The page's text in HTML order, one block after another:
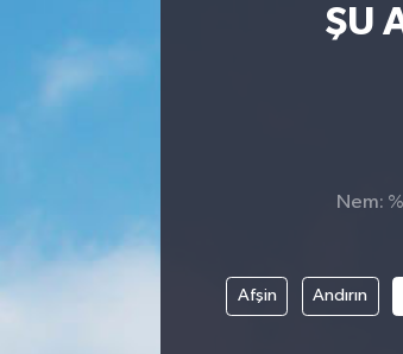
ŞU
Nem:
Afşin Andırın